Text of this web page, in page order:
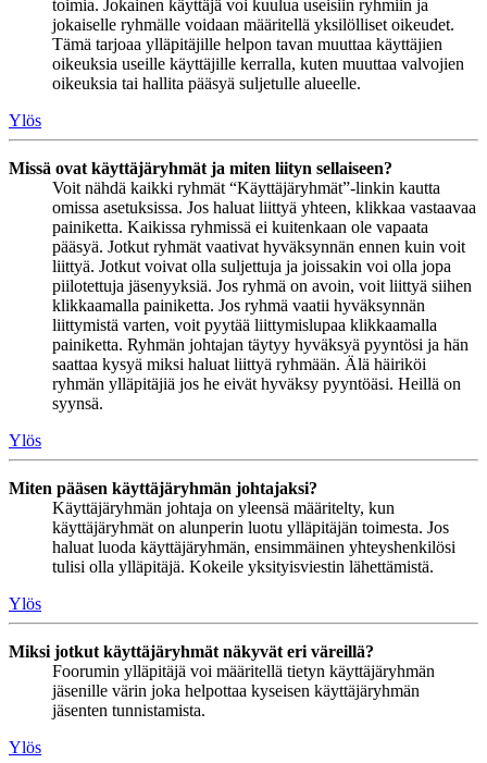
toimia. Jokainen käyttäjä voi kuulua useisiin ryhmiin ja
jokaiselle ryhmälle voidaan määritellä yksilölliset oikeudet.
Tämä tarjoaa ylläpitäjille helpon tavan muuttaa käyttäjien
oikeuksia useille käyttäjille kerralla, kuten muuttaa valvojien
oikeuksia tai hallita pääsyä suljetulle alueelle.
Ylös
Missä ovat käyttäjäryhmät ja miten liityn sellaiseen?
Voit nähdä kaikki ryhmät “Käyttäjäryhmät”-linkin kautta
omissa asetuksissa. Jos haluat liittyä yhteen, klikkaa vastaavaa
painiketta. Kaikissa ryhmissä ei kuitenkaan ole vapaata
pääsyä. Jotkut ryhmät vaativat hyväksynnän ennen kuin voit
liittyä. Jotkut voivat olla suljettuja ja joissakin voi olla jopa
piilotettuja jäsenyyksiä. Jos ryhmä on avoin, voit liittyä siihen
klikkaamalla painiketta. Jos ryhmä vaatii hyväksynnän
liittymistä varten, voit pyytää liittymislupaa klikkaamalla
painiketta. Ryhmän johtajan täytyy hyväksyä pyyntösi ja hän
saattaa kysyä miksi haluat liittyä ryhmään. Älä häiriköi
ryhmän ylläpitäjiä jos he eivät hyväksy pyyntöäsi. Heillä on
syynsä.
Ylös
Miten pääsen käyttäjäryhmän johtajaksi?
Käyttäjäryhmän johtaja on yleensä määritelty, kun
käyttäjäryhmät on alunperin luotu ylläpitäjän toimesta. Jos
haluat luoda käyttäjäryhmän, ensimmäinen yhteyshenkilösi
tulisi olla ylläpitäjä. Kokeile yksityisviestin lähettämistä.
Ylös
Miksi jotkut käyttäjäryhmät näkyvät eri väreillä?
Foorumin ylläpitäjä voi määritellä tietyn käyttäjäryhmän
jäsenille värin joka helpottaa kyseisen käyttäjäryhmän
jäsenten tunnistamista.
Ylös